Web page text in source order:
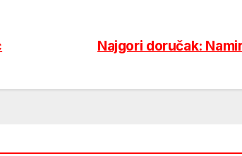
Najgori doručak: